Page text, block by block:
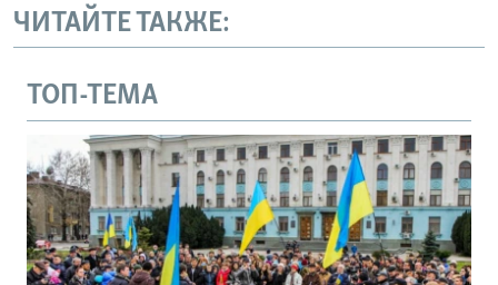
ЧИТАЙТЕ ТАКЖЕ:
ТОП-ТЕМА